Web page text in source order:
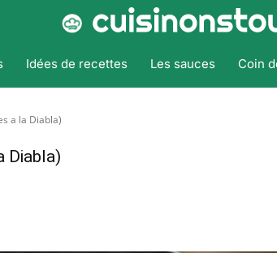
Idées de recettes Les sauces Coin
a la Diabla)
Diabla)